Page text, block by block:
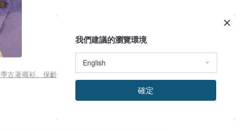
古著襯衫、保齡球襯衫
我們建議的瀏覽環境
確定